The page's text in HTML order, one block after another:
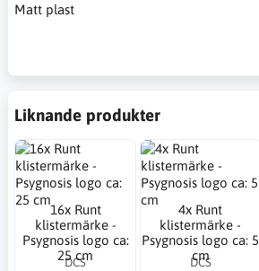
Matt plast
Liknande produkter
16x Runt
klistermärke -
Psygnosis logo ca:
25 cm
DCS
4x Runt
klistermärke -
Psygnosis logo ca: 5
cm
DCS